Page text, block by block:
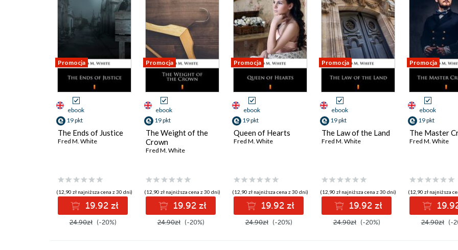
Promocja
ebook
19 pkt
The Ends of Justice
Fred M. White
(12,90 zł najniższa cena z 30 dni)
19.92 zł
24.90zł (-20%)
Promocja
ebook
19 pkt
The Weight of the
Crown
Fred M. White
(12,90 zł najniższa cena z 30 dni)
19.92 zł
24.90zł (-20%)
Promocja
ebook
19 pkt
Queen of Hearts
Fred M. White
(12,90 zł najniższa cena z 30 dni)
19.92 zł
24.90zł (-20%)
Promocja
ebook
19 pkt
The Law of the Land
Fred M. White
(12,90 zł najniższa cena z 30 dni)
19.92 zł
24.90zł (-20%)
Promocja
ebook
19 pkt
The Master
Fred M. White
(12,90 zł najniższa
24.90zł (-